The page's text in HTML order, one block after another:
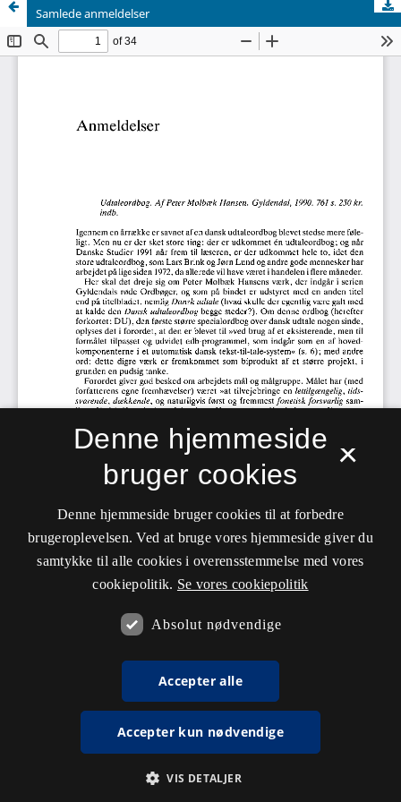
Samlede anmeldelser
×
Denne hjemmeside
bruger cookies
Denne hjemmeside bruger cookies til at forbedre
brugeroplevelsen. Ved at bruge vores hjemmeside giver du
samtykke til alle cookies i overensstemmelse med vores
cookiepolitik. Se vores cookiepolitik
Absolut nødvendige
Accepter alle
Accepter kun nødvendige
VIS DETALJER